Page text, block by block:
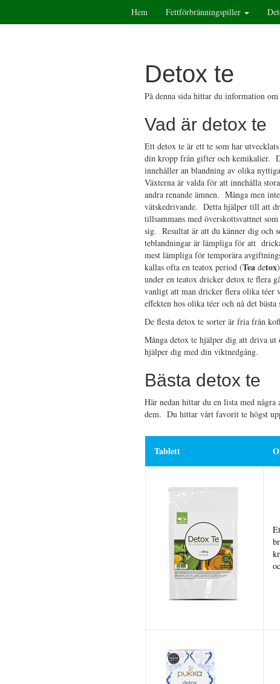
Hem Fettförbränningspiller
Detox te
På denna sida hittar du information
Vad är detox te
Ett detox te är ett te som har
din kropp från gifter och kemikalier.
innehåller an blandning av olika
Växterna är valda för att innehålla
andra renande ämnen. Många men
vätskedrivande. Detta hjälper till att
tillsammans med överskottsvattnet
sig. Resultat är att du känner dig och
teblandningar är lämpliga för att
mest lämpliga för temporära
kallas ofta en teatox period (Tea detox
under en teatox dricker detox te flera
vanligt att man dricker flera olika téer
effekten hos olika téer och nå det bästa
De flesta detox te sorter är fria från
Många detox te hjälper dig att driva
hjälper dig med din viktnedgång.
Bästa detox te
Här nedan hittar du en lista med
dem. Du hittar vårt favorit te högst
Tablett